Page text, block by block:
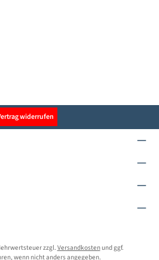
widerrufen
zzgl. Versandkostenund ggf.
wenn nicht anders angegeben.